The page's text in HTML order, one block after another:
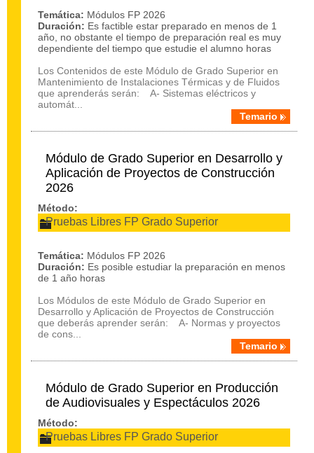
Temática: Módulos FP 2026
Duración: Es factible estar preparado en menos de 1
año, no obstante el tiempo de preparación real es muy
dependiente del tiempo que estudie el alumno horas
Los Contenidos de este Módulo de Grado Superior en
Mantenimiento de Instalaciones Térmicas y de Fluidos
que aprenderás serán: A- Sistemas eléctricos y
automát...
Temario
Módulo de Grado Superior en Desarrollo y
Aplicación de Proyectos de Construcción
2026
Método:
Pruebas Libres FP Grado Superior
Temática: Módulos FP 2026
Duración: Es posible estudiar la preparación en menos
de 1 año horas
Los Módulos de este Módulo de Grado Superior en
Desarrollo y Aplicación de Proyectos de Construcción
que deberás aprender serán: A- Normas y proyectos
de cons...
Temario
Módulo de Grado Superior en Producción
de Audiovisuales y Espectáculos 2026
Método:
Pruebas Libres FP Grado Superior